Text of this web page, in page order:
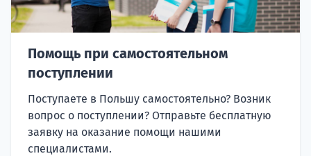
Помощь при самостоятельном
поступлении
Поступаете в Польшу самостоятельно? Возник
вопрос о поступлении? Отправьте бесплатную
заявку на оказание помощи нашими
специалистами.